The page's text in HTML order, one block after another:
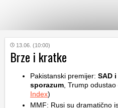
KATEGORIJE
HRVATSKI
WEB
13.06. (10:00)
Brze i kratke
Pakistanski premijer: SAD
sporazum , Trump
Index)
MMF: Rusi su dramatično